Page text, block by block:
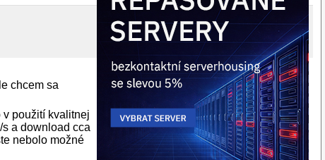
chcem sa
použití kvalitnej
a download cca
nebolo možné